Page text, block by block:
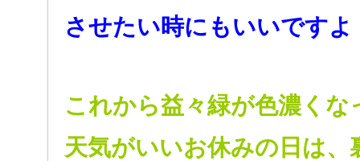
させたい時にもいいですよ
これから益々緑が色濃く
天気がいいお休みの日は、